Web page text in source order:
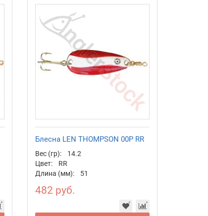
Блесна LEN THOMPSON 00P RR
Вес (гр):
14.2
Цвет:
RR
Длина (мм):
51
482 руб.